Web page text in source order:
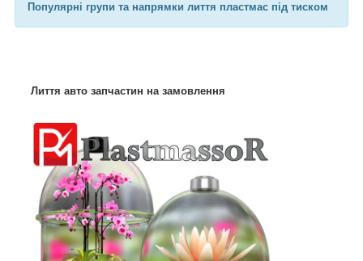
Популярні групи та напрямки лиття пластмас під тиском
Лиття авто запчастин на замовлення